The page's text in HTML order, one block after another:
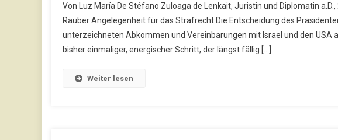
Von Luz María De Stéfano Zuloaga de Lenkait, Juristin und Diplomatin
Räuber Angelegenheit für das Strafrecht Die Entscheidung des
unterzeichneten Abkommen und Vereinbarungen mit Israel und den USA
bisher einmaliger, energischer Schritt, der längst fällig […]
Weiter lesen